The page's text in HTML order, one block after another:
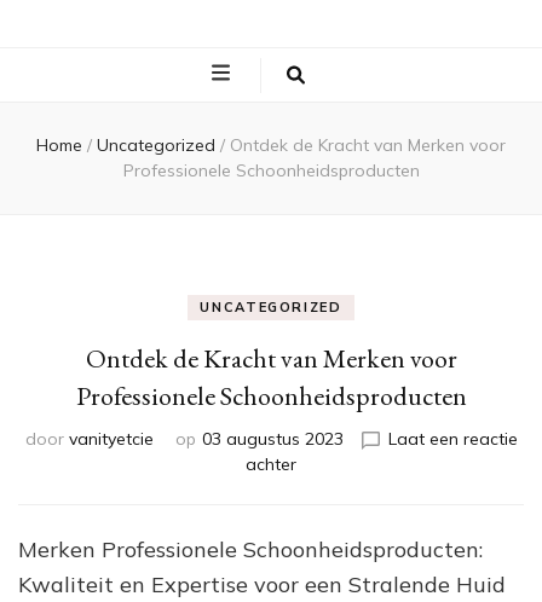
Home / Uncategorized / Ontdek de Kracht van Merken voor
Professionele Schoonheidsproducten
UNCATEGORIZED
Ontdek de Kracht van Merken voor
Professionele Schoonheidsproducten
door vanityetcie op 03 augustus 2023
Laat een reactie
achterop
Kracht
van
Merken
Merken Professionele Schoonheidsproducten:
Kwaliteit en Expertise voor een Stralende Huid